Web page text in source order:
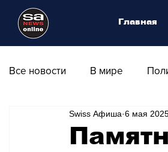
Все новости В мире
Общество Армия
Swiss Афиша 6 мая 2025
Главная